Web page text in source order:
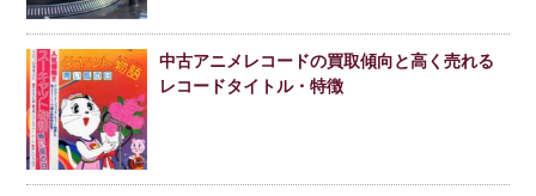
中古アニメレコードの買取傾向と高く売れる
レコードタイトル・特徴